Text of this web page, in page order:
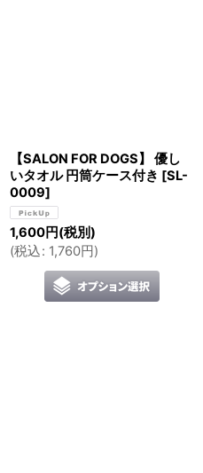
【SALON FOR DOGS】 優し
いタオル 円筒ケース付き [SL-
0009]
1,600円(税別)
(税込: 1,760円)